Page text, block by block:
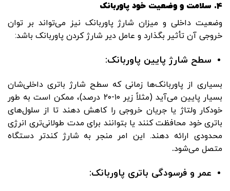
4. سلامت و وضعیت خود پاوربانک
وضعیت داخلی و میزان شارژ پاوربانک نیز می‌تواند بر توان
خروجی آن تأثیر بگذارد و عامل دیر شارژ کردن پاوربانک باشد:
سطح شارژ پایین پاوربانک:
بسیاری از پاوربانک‌ها زمانی که سطح شارژ باتری داخلی‌شان
بسیار پایین می‌آید (مثلاً زیر ۱۰-۲۰ درصد)، ممکن است به طور
خودکار ولتاژ یا جریان خروجی را کاهش دهند تا از سلول‌های
باتری خود محافظت کنند یا بتوانند برای مدت طولانی‌تری انرژی
محدودی ارائه دهند. این امر منجر به شارژ کندتر دستگاه
متصل می‌شود.
عمر و فرسودگی باتری پاوربانک: